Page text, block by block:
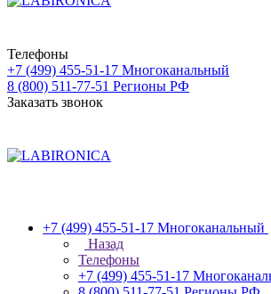
Телефоны
+7 (499) 455-51-17 Многоканальный
8 (800) 511-77-51 Регионы РФ
Заказать звонок
+7 (499) 455-51-17 Многоканальный
Назад
Телефоны
+7 (499) 455-51-17